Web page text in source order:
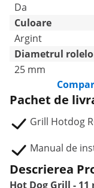
Da
Culoare
Argint
Diametrul
25 mm
Pachet de
Grill Hotdog
Manual de
Descrierea
Hot Dog Grill -